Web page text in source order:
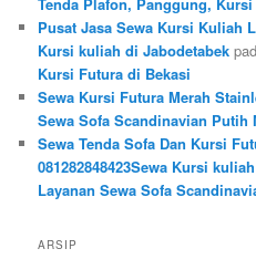
Pusat Jasa Sewa Kursi Kuliah
Kursi kuliah di Jabodetabek
Kursi Futura di Bekasi
Sewa Kursi Futura Merah
Sewa Sofa Scandinavian Putih
Sewa Tenda Sofa Dan Kursi
081282848423Sewa Kursi
Layanan Sewa Sofa
ARSIP